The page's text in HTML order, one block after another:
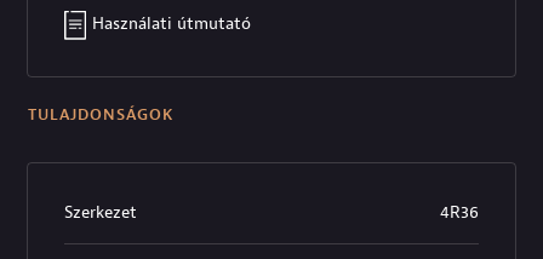
Használati útmutató
TULAJDONSÁGOK
Szerkezet 4R36